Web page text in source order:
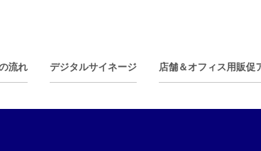
流れ デジタルサイネージ 店舗＆オフィス用販促